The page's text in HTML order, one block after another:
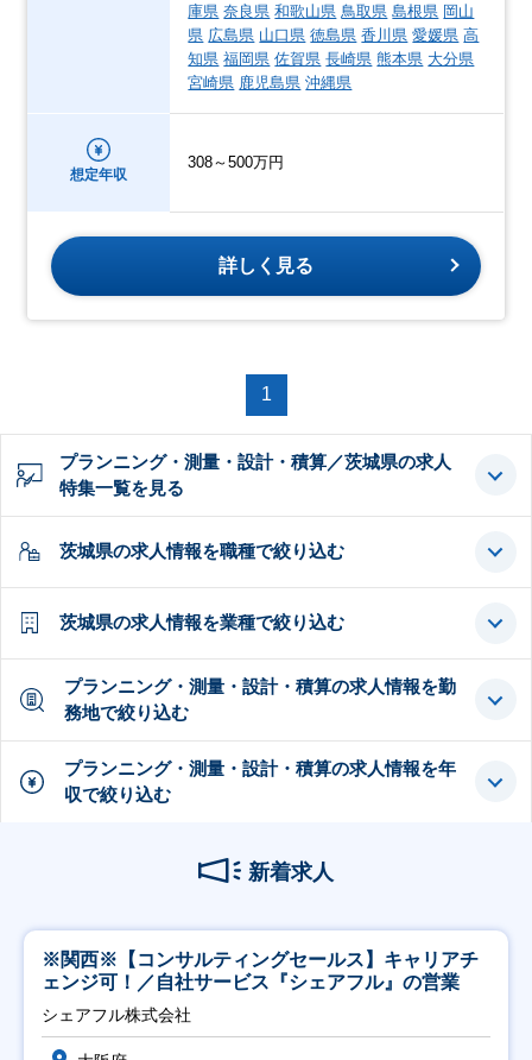
庫県 奈良県 和歌山県 鳥取県 島根県 岡山
県 広島県 山口県 徳島県 香川県 愛媛県 高
知県 福岡県 佐賀県 長崎県 熊本県 大分県
宮崎県 鹿児島県 沖縄県
想定年収
308～500万円
詳しく見る
1
プランニング・測量・設計・積算／茨城県の求人
特集一覧を見る
茨城県の求人情報を職種で絞り込む
茨城県の求人情報を業種で絞り込む
プランニング・測量・設計・積算の求人情報を勤
務地で絞り込む
プランニング・測量・設計・積算の求人情報を年
収で絞り込む
新着求人
※関西※【コンサルティングセールス】キャリアチ
ェンジ可！／自社サービス『シェアフル』の営業
シェアフル株式会社